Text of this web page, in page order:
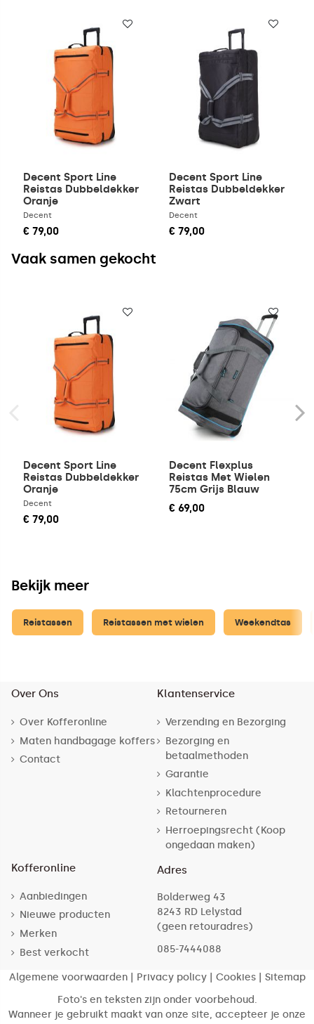
Decent Sport Line
Reistas Dubbeldekker
Oranje
Decent
€ 79,00
Decent Sport Line
Reistas Dubbeldekker
Zwart
Decent
€ 79,00
Vaak samen gekocht
Decent Sport Line
Reistas Dubbeldekker
Oranje
Decent
€ 79,00
Decent Flexplus
Reistas Met Wielen
75cm Grijs Blauw
€ 69,00
Bekijk meer
Reistassen Reistassen met wielen Weekendtas
Over Ons
Over Kofferonline
Maten handbagage koffers
Contact
Klantenservice
Verzending en Bezorging
Bezorging en
betaalmethoden
Garantie
Klachtenprocedure
Retourneren
Herroepingsrecht (Koop
ongedaan maken)
Kofferonline
Aanbiedingen
Nieuwe producten
Merken
Best verkocht
Adres
Bolderweg 43
8243 RD Lelystad
(geen retouradres)
085-7444088
Algemene voorwaarden| Privacy policy| Cookies| Sitemap
Foto's en teksten zijn onder voorbehoud.
Wanneer je gebruikt maakt van onze site, accepteer je onze